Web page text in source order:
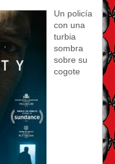
Un policía
con una
turbia
sombra
sobre su
cogote